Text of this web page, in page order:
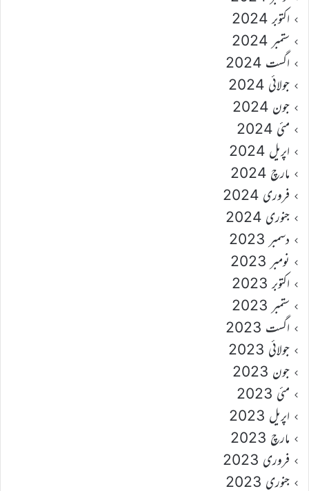
اکتوبر 2024
ستمبر 2024
اگست 2024
جولائی 2024
جون 2024
مئی 2024
اپریل 2024
مارچ 2024
فروری 2024
جنوری 2024
دسمبر 2023
نومبر 2023
اکتوبر 2023
ستمبر 2023
اگست 2023
جولائی 2023
جون 2023
مئی 2023
اپریل 2023
مارچ 2023
فروری 2023
جنوری 2023